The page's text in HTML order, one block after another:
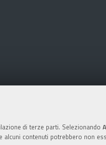
di terze parti. Selezionando
contenuti potrebbero non